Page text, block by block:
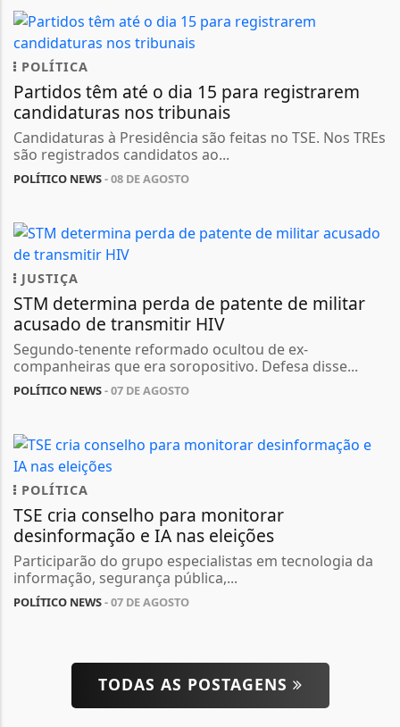
POLÍTICA
Partidos têm até o dia 15 para registrarem
candidaturas nos tribunais
Candidaturas à Presidência são feitas no TSE. Nos TREs
são registrados candidatos ao...
POLÍTICO NEWS- 08 DE AGOSTO
JUSTIÇA
STM determina perda de patente de militar
acusado de transmitir HIV
Segundo-tenente reformado ocultou de ex-
companheiras que era soropositivo. Defesa disse...
POLÍTICO NEWS- 07 DE AGOSTO
POLÍTICA
TSE cria conselho para monitorar
desinformação e IA nas eleições
Participarão do grupo especialistas em tecnologia da
informação, segurança pública,...
POLÍTICO NEWS- 07 DE AGOSTO
TODAS AS POSTAGENS